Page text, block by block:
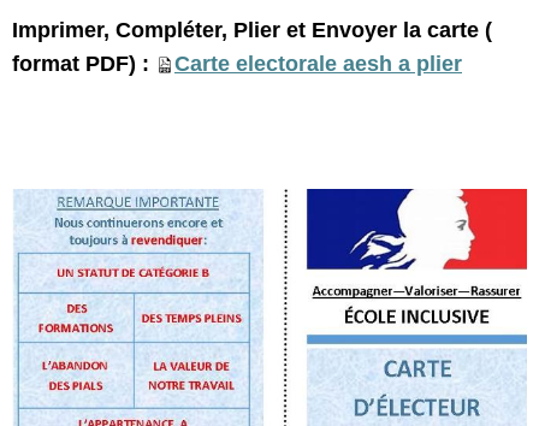
Imprimer, Compléter, Plier et Envoyer la carte (
format PDF) :
Carte electorale aesh a plier